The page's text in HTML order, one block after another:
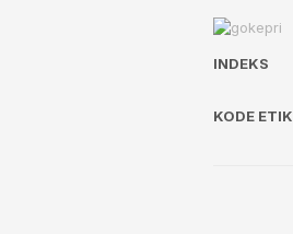
INDEKS
KODE ETIK